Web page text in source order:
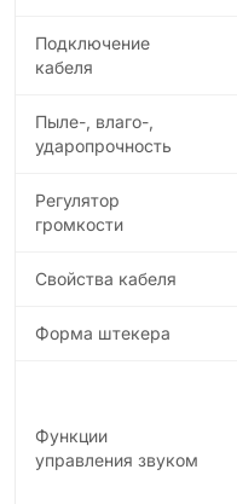
Подключение
кабеля
Пыле-, влаго-,
ударопрочность
Регулятор
громкости
Свойства кабеля
Форма штекера
Функции
управления звуком